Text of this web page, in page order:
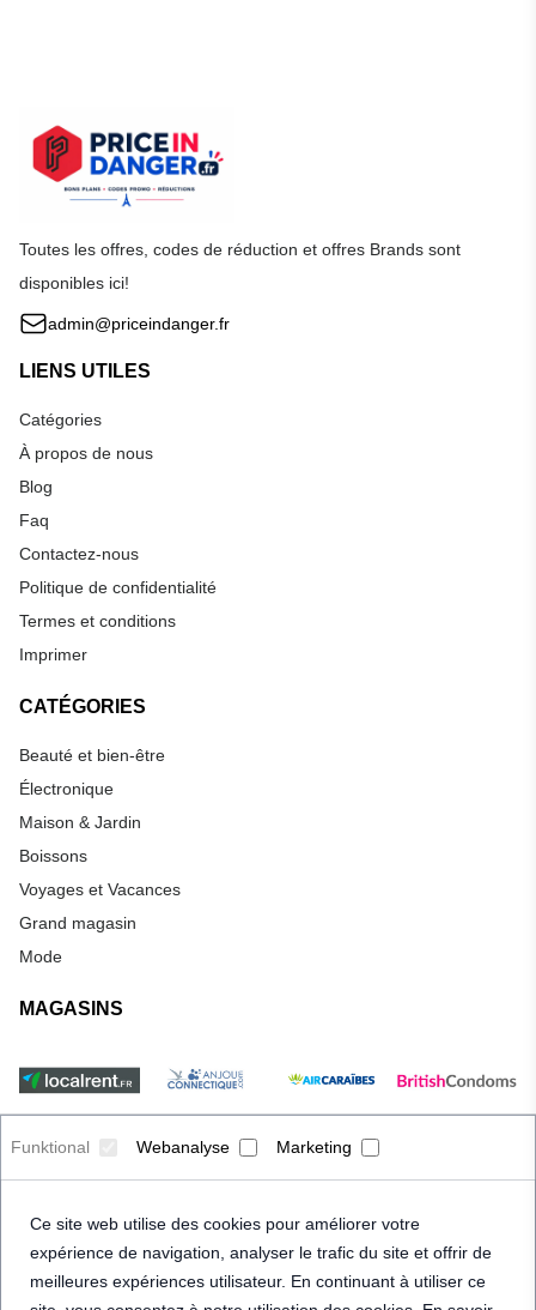
Funktional Webanalyse Marketing
Ce site web utilise des cookies pour améliorer votre
expérience de navigation, analyser le trafic du site et offrir de
meilleures expériences utilisateur. En continuant à utiliser ce
Toutes les offres, codes de réduction et offres Brands sont
disponibles ici!
admin@priceindanger.fr
LIENS UTILES
Catégories
À propos de nous
Blog
Faq
Contactez-nous
Politique de confidentialité
Termes et conditions
Imprimer
CATÉGORIES
Beauté et bien-être
Électronique
Maison & Jardin
Boissons
Voyages et Vacances
Grand magasin
Mode
MAGASINS